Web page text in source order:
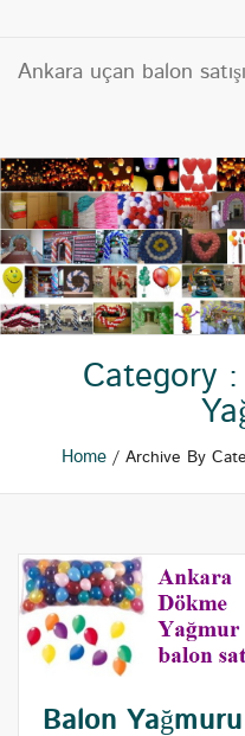
Ankara uçan balon
Category
Home/ Archive By
Balon